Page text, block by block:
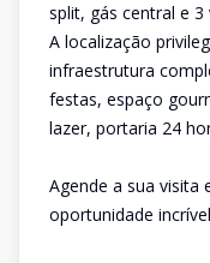
split, gás central e 3
A localização
infraestrutura
festas, espaço
lazer, portaria 24
Agende a sua visita
oportunidade